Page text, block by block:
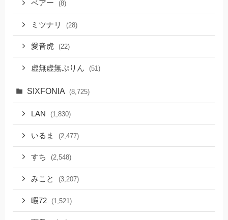
ベアー (8)
ミツナリ (28)
愛音虎 (22)
虚無虚無ぷりん (51)
SIXFONIA (8,725)
LAN (1,830)
いるま (2,477)
すち (2,548)
みこと (3,207)
暇72 (1,521)